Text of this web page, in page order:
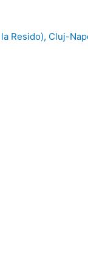
Resido), Cluj-